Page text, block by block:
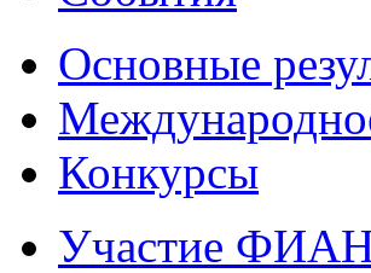
Основные
Конкурсы
Участие